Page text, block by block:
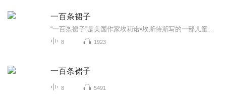
一百条裙子
8 1923
一百条裙子
8 5491